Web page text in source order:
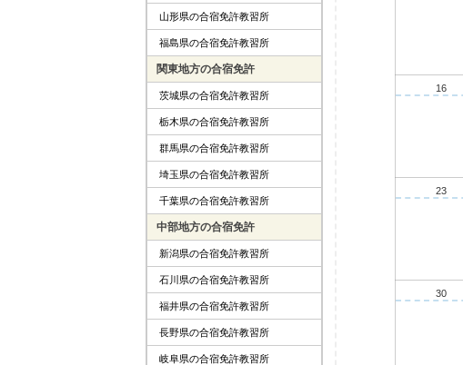
16
23
30
山形県の合宿免許教習所
福島県の合宿免許教習所
関東地方の合宿免許
茨城県の合宿免許教習所
栃木県の合宿免許教習所
群馬県の合宿免許教習所
埼玉県の合宿免許教習所
千葉県の合宿免許教習所
中部地方の合宿免許
新潟県の合宿免許教習所
石川県の合宿免許教習所
福井県の合宿免許教習所
長野県の合宿免許教習所
岐阜県の合宿免許教習所